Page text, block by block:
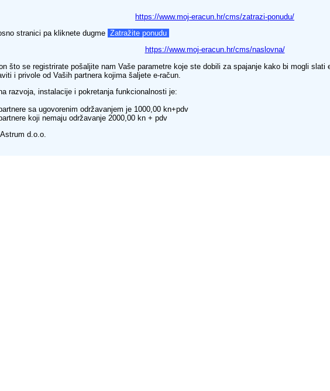
https://www.moj-eracun.hr/cms/zatrazi-ponudu/
stranici pa kliknete dugme Zatražite ponudu
https://www.moj-eracun.hr/cms/naslovna/
što se registrirate pošaljite nam Vaše parametre koje ste dobili za spajanje kako bi mogli slati
i privole od Vaših partnera kojima šaljete e-račun.
razvoja, instalacije i pokretanja funkcionalnosti je:
sa ugovorenim održavanjem je 1000,00 kn+pdv
koji nemaju održavanje 2000,00 kn + pdv
d.o.o.